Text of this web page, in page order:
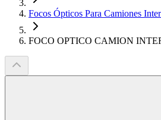
Focos Ópticos Para Camiones
FOCO OPTICO CAMION